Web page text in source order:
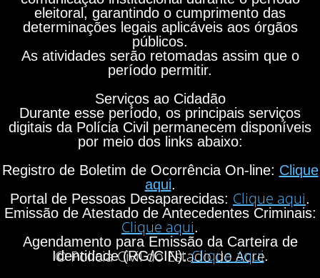
eleitoral, garantindo o cumprimento das
determinações legais aplicáveis aos órgãos
públicos.
As atividades serão retomadas assim que o
período permitir.
Serviços ao Cidadão
Durante esse período, os principais serviços
digitais da Polícia Civil permanecem disponíveis
por meio dos links abaixo:
Registro de Boletim de Ocorrência On-line: Clique
aqui.
Portal de Pessoas Desaparecidas: Clique aqui.
Emissão de Atestado de Antecedentes Criminais:
Clique aqui.
Agendamento para Emissão da Carteira de
Identidade (RG/CIN):Clique aqui.
© Polícia Civil do Estado do Acre